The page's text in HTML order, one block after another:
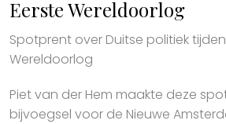
Eerste Wereldoorlog
Spotprent over Duitse politiek
Wereldoorlog
Piet van der Hem maakte deze
bijvoegsel voor de Nieuwe